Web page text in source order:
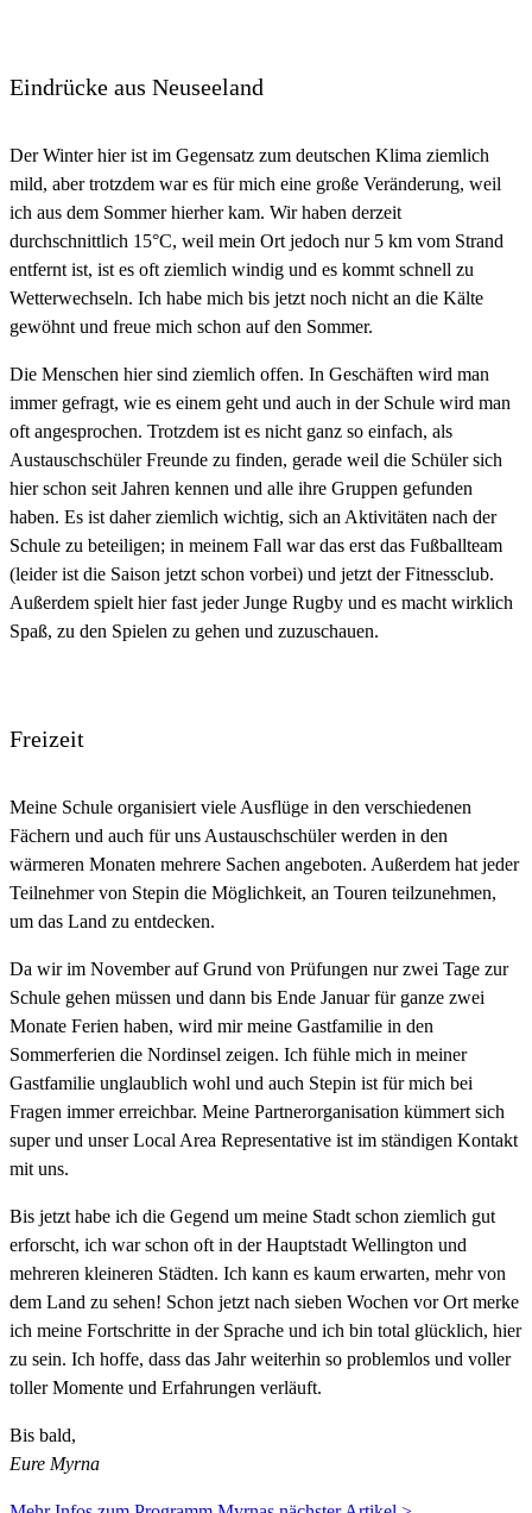
Eindrücke aus Neuseeland
Der Winter hier ist im Gegensatz zum deutschen Klima ziemlich
mild, aber trotzdem war es für mich eine große Veränderung, weil
ich aus dem Sommer hierher kam. Wir haben derzeit
durchschnittlich 15°C, weil mein Ort jedoch nur 5 km vom Strand
entfernt ist, ist es oft ziemlich windig und es kommt schnell zu
Wetterwechseln. Ich habe mich bis jetzt noch nicht an die Kälte
gewöhnt und freue mich schon auf den Sommer.
Die Menschen hier sind ziemlich offen. In Geschäften wird man
immer gefragt, wie es einem geht und auch in der Schule wird man
oft angesprochen. Trotzdem ist es nicht ganz so einfach, als
Austauschschüler Freunde zu finden, gerade weil die Schüler sich
hier schon seit Jahren kennen und alle ihre Gruppen gefunden
haben. Es ist daher ziemlich wichtig, sich an Aktivitäten nach der
Schule zu beteiligen; in meinem Fall war das erst das Fußballteam
(leider ist die Saison jetzt schon vorbei) und jetzt der Fitnessclub.
Außerdem spielt hier fast jeder Junge Rugby und es macht wirklich
Spaß, zu den Spielen zu gehen und zuzuschauen.
Freizeit
Meine Schule organisiert viele Ausflüge in den verschiedenen
Fächern und auch für uns Austauschschüler werden in den
wärmeren Monaten mehrere Sachen angeboten. Außerdem hat jeder
Teilnehmer von Stepin die Möglichkeit, an Touren teilzunehmen,
um das Land zu entdecken.
Da wir im November auf Grund von Prüfungen nur zwei Tage zur
Schule gehen müssen und dann bis Ende Januar für ganze zwei
Monate Ferien haben, wird mir meine Gastfamilie in den
Sommerferien die Nordinsel zeigen. Ich fühle mich in meiner
Gastfamilie unglaublich wohl und auch Stepin ist für mich bei
Fragen immer erreichbar. Meine Partnerorganisation kümmert sich
super und unser Local Area Representative ist im ständigen Kontakt
mit uns.
Bis jetzt habe ich die Gegend um meine Stadt schon ziemlich gut
erforscht, ich war schon oft in der Hauptstadt Wellington und
mehreren kleineren Städten. Ich kann es kaum erwarten, mehr von
dem Land zu sehen! Schon jetzt nach sieben Wochen vor Ort merke
ich meine Fortschritte in der Sprache und ich bin total glücklich, hier
zu sein. Ich hoffe, dass das Jahr weiterhin so problemlos und voller
toller Momente und Erfahrungen verläuft.
Bis bald,
Eure Myrna